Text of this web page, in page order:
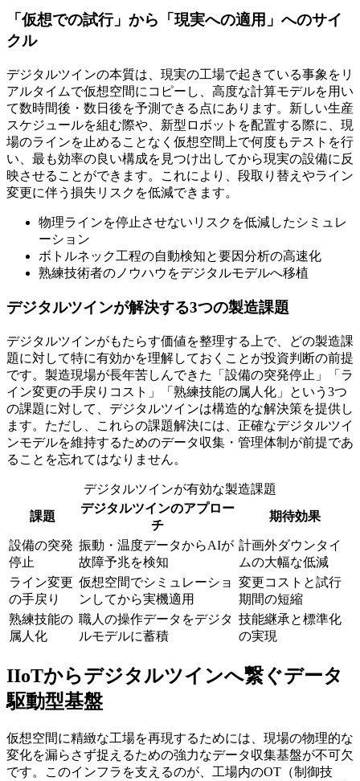
「仮想での試行」から「現実への適用」へのサイ
クル
デジタルツインの本質は、現実の工場で起きている事象をリ
アルタイムで仮想空間にコピーし、高度な計算モデルを用い
て数時間後・数日後を予測できる点にあります。新しい生産
スケジュールを組む際や、新型ロボットを配置する際に、現
場のラインを止めることなく仮想空間上で何度もテストを行
い、最も効率の良い構成を見つけ出してから現実の設備に反
映させることができます。これにより、段取り替えやライン
変更に伴う損失リスクを低減できます。
物理ラインを停止させないリスクを低減したシミュレ
ーション
ボトルネック工程の自動検知と要因分析の高速化
熟練技術者のノウハウをデジタルモデルへ移植
デジタルツインが解決する3つの製造課題
デジタルツインがもたらす価値を整理する上で、どの製造課
題に対して特に有効かを理解しておくことが投資判断の前提
です。製造現場が長年苦しんできた「設備の突発停止」「ラ
イン変更の手戻りコスト」「熟練技能の属人化」という3つ
の課題に対して、デジタルツインは構造的な解決策を提供し
ます。ただし、これらの課題解決には、正確なデジタルツイ
ンモデルを維持するためのデータ収集・管理体制が前提であ
ることを忘れてはなりません。
デジタルツインが有効な製造課題
課題
デジタルツインのアプロー
チ
期待効果
設備の突発
停止
振動・温度データからAIが
故障予兆を検知
計画外ダウンタイ
ムの大幅な低減
ライン変更
の手戻り
仮想空間でシミュレーショ
ンしてから実機適用
変更コストと試行
期間の短縮
熟練技能の
属人化
職人の操作データをデジタ
ルモデルに蓄積
技能継承と標準化
の実現
IIoTからデジタルツインへ繋ぐデータ
駆動型基盤
仮想空間に精緻な工場を再現するためには、現場の物理的な
変化を漏らさず捉えるための強力なデータ収集基盤が不可欠
です。このインフラを支えるのが、工場内のOT（制御技